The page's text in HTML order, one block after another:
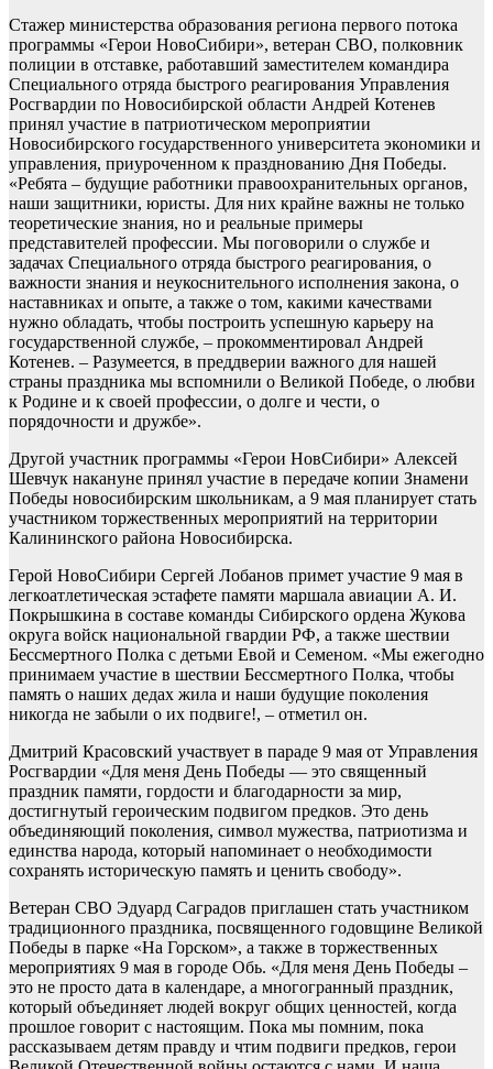
Стажер министерства образования региона первого потока
программы «Герои НовоСибири», ветеран СВО, полковник
полиции в отставке, работавший заместителем командира
Специального отряда быстрого реагирования Управления
Росгвардии по Новосибирской области Андрей Котенев
принял участие в патриотическом мероприятии
Новосибирского государственного университета экономики и
управления, приуроченном к празднованию Дня Победы.
«Ребята – будущие работники правоохранительных органов,
наши защитники, юристы. Для них крайне важны не только
теоретические знания, но и реальные примеры
представителей профессии. Мы поговорили о службе и
задачах Специального отряда быстрого реагирования, о
важности знания и неукоснительного исполнения закона, о
наставниках и опыте, а также о том, какими качествами
нужно обладать, чтобы построить успешную карьеру на
государственной службе, – прокомментировал Андрей
Котенев. – Разумеется, в преддверии важного для нашей
страны праздника мы вспомнили о Великой Победе, о любви
к Родине и к своей профессии, о долге и чести, о
порядочности и дружбе».
Другой участник программы «Герои НовСибири» Алексей
Шевчук накануне принял участие в передаче копии Знамени
Победы новосибирским школьникам, а 9 мая планирует стать
участником торжественных мероприятий на территории
Калининского района Новосибирска.
Герой НовоСибири Сергей Лобанов примет участие 9 мая в
легкоатлетическая эстафете памяти маршала авиации А. И.
Покрышкина в составе команды Сибирского ордена Жукова
округа войск национальной гвардии РФ, а также шествии
Бессмертного Полка с детьми Евой и Семеном. «Мы ежегодно
принимаем участие в шествии Бессмертного Полка, чтобы
память о наших дедах жила и наши будущие поколения
никогда не забыли о их подвиге!, – отметил он.
Дмитрий Красовский участвует в параде 9 мая от Управления
Росгвардии «Для меня День Победы — это священный
праздник памяти, гордости и благодарности за мир,
достигнутый героическим подвигом предков. Это день
объединяющий поколения, символ мужества, патриотизма и
единства народа, который напоминает о необходимости
сохранять историческую память и ценить свободу».
Ветеран СВО Эдуард Саградов приглашен стать участником
традиционного праздника, посвященного годовщине Великой
Победы в парке «На Горском», а также в торжественных
мероприятиях 9 мая в городе Обь. «Для меня День Победы –
это не просто дата в календаре, а многогранный праздник,
который объединяет людей вокруг общих ценностей, когда
прошлое говорит с настоящим. Пока мы помним, пока
рассказываем детям правду и чтим подвиги предков, герои